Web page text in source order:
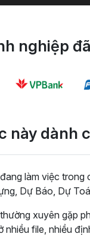
nghiệp
này dành
làm việc trong
Dự Báo, Dự
xuyên gặp
nhiều file, nhiều